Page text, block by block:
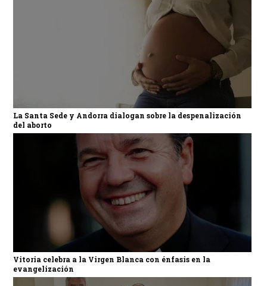
La Santa Sede y Andorra dialogan sobre la despenalización
del aborto
Vitoria celebra a la Virgen Blanca con énfasis en la
evangelización